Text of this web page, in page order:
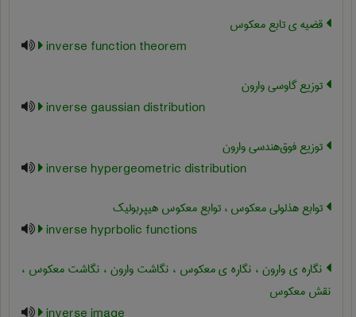
قضیه ی تابع معکوس
inverse function theorem
توزیع گاوسی وارون
inverse gaussian distribution
توزیع فوق‌هندسی وارون
inverse hypergeometric distribution
توابع هذلولی معکوس ، توابع معکوس هیپربولیک
inverse hyprbolic functions
نگاره ی وارون ، نگاره ی معکوس ، نگاشت وارون ، نگاشت معکوس ،
نقش معکوس